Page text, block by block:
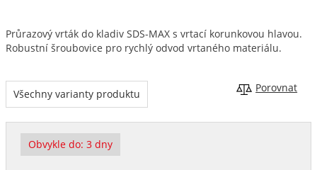
Průrazový vrták do kladiv SDS-MAX s vrtací korunkovou hlavou.
Robustní šroubovice pro rychlý odvod vrtaného materiálu.
Porovnat
Všechny varianty produktu
Obvykle do: 3 dny